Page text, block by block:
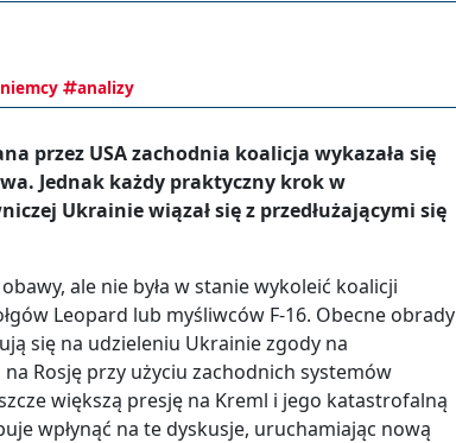
niemcy analizy
przez USA zachodnia koalicja wykazała się
Jednak każdy praktyczny krok w
Ukrainie wiązał się z przedłużającymi się
ale nie była w stanie wykoleić koalicji
Leopard lub myśliwców F-16. Obecne obrady
się na udzieleniu Ukrainie zgody na
Rosję przy użyciu zachodnich systemów
większą presję na Kreml i jego katastrofalną
wpłynąć na te dyskusje, uruchamiając nową